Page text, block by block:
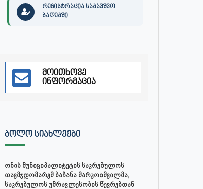
საზოგადოებრივი...
ივლისი 27, 2026
რეგისტრაცია საბავშვო
ბაღებში
მოითხოვე
ინფორმაცია
ᲑᲝᲚᲝ ᲡᲘᲐᲮᲚᲔᲔᲑᲘ
ონის მუნიციპალიტეტის საკრებულოს
თავმჯდომარემ ბაჩანა მარკოიშვილმა,
საკრებულოს უმრავლესობის წევრებთან